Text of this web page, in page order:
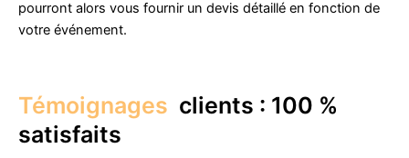
pourront alors vous fournir un devis détaillé en fonction de
votre événement.
Témoignages clients : 100 %
satisfaits